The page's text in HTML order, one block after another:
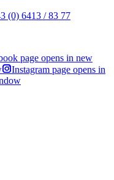
(0) 6413 / 83 77
page opens in new
Instagram page opens in